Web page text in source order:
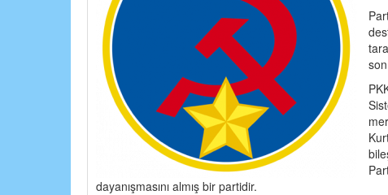
son
dayanışmasını almış bir partidir.